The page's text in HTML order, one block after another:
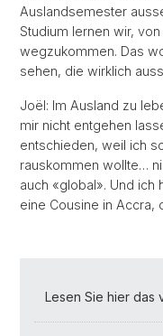
Auslandsemester
Studium lernen wir,
wegzukommen. Das
sehen, die wirklich
Joël: Im Ausland zu
mir nicht entgehen
entschieden, weil ich
rauskommen wollte…
auch «global». Und ich
eine Cousine in Accra,
Lesen Sie hier das